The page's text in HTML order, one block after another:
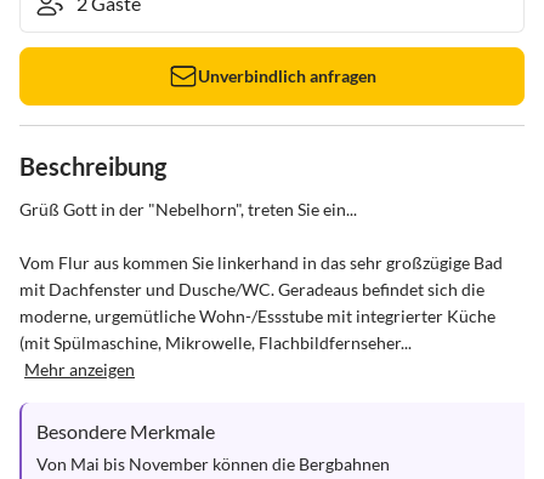
Unverbindlich anfragen
Beschreibung
Grüß Gott in der "Nebelhorn", treten Sie ein...
Vom Flur aus kommen Sie linkerhand in das sehr großzügige Bad
mit Dachfenster und Dusche/WC. Geradeaus befindet sich die
moderne, urgemütliche Wohn-/Essstube mit integrierter Küche
(mit Spülmaschine, Mikrowelle, Flachbildfernseher...
Mehr anzeigen
Besondere Merkmale
Von Mai bis November können die Bergbahnen